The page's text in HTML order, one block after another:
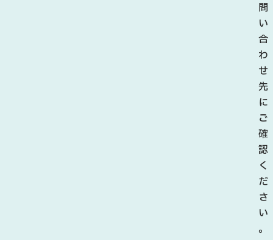
問
い
合
わ
せ
先
に
ご
確
認
く
だ
さ
い
。